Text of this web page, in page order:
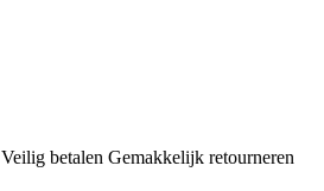
Veilig betalen Gemakkelijk retourneren